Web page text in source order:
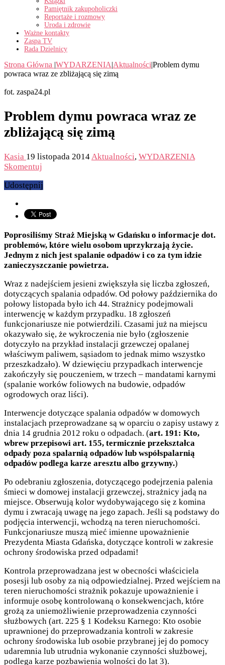
Pamiętnik zakupoholiczki
Reportaże i rozmowy
Uroda i zdrowie
Ważne kontakty
Zaspa TV
Rada Dzielnicy
Strona Główna |WYDARZENIA|Aktualności|Problem dymu
powraca wraz ze zbliżającą się zimą
fot. zaspa24.pl
Problem dymu powraca wraz ze
zbliżającą się zimą
Kasia 19 listopada 2014Aktualności, WYDARZENIA
Skomentuj
Udostępnij
Poprosiliśmy Straż Miejską w Gdańsku o informacje dot.
problemów, które wielu osobom uprzykrzają życie.
Jednym z nich jest spalanie odpadów i co za tym idzie
zanieczyszczanie powietrza.
Wraz z nadejściem jesieni zwiększyła się liczba zgłoszeń,
dotyczących spalania odpadów. Od połowy października do
połowy listopada było ich 44. Strażnicy podejmowali
interwencję w każdym przypadku. 18 zgłoszeń
funkcjonariusze nie potwierdzili. Czasami już na miejscu
okazywało się, że wykroczenia nie było (zgłoszenie
dotyczyło na przykład instalacji grzewczej opalanej
właściwym paliwem, sąsiadom to jednak mimo wszystko
przeszkadzało). W dziewięciu przypadkach interwencje
zakończyły się pouczeniem, w trzech – mandatami karnymi
(spalanie worków foliowych na budowie, odpadów
ogrodowych oraz liści).
Interwencje dotyczące spalania odpadów w domowych
instalacjach przeprowadzane są w oparciu o zapisy ustawy z
dnia 14 grudnia 2012 roku o odpadach. (art. 191: Kto,
wbrew przepisowi art. 155, termicznie przekształca
odpady poza spalarnią odpadów lub współspalarnią
odpadów podlega karze aresztu albo grzywny.)
Po odebraniu zgłoszenia, dotyczącego podejrzenia palenia
śmieci w domowej instalacji grzewczej, strażnicy jadą na
miejsce. Obserwują kolor wydobywającego się z komina
dymu i zwracają uwagę na jego zapach. Jeśli są podstawy do
podjęcia interwencji, wchodzą na teren nieruchomości.
Funkcjonariusze muszą mieć imienne upoważnienie
Prezydenta Miasta Gdańska, dotyczące kontroli w zakresie
ochrony środowiska przed odpadami!
Kontrola przeprowadzana jest w obecności właściciela
posesji lub osoby za nią odpowiedzialnej. Przed wejściem na
teren nieruchomości strażnik pokazuje upoważnienie i
informuje osobę kontrolowaną o konsekwencjach, które
grożą za uniemożliwienie przeprowadzenia czynności
służbowych (art. 225 § 1 Kodeksu Karnego: Kto osobie
uprawnionej do przeprowadzania kontroli w zakresie
ochrony środowiska lub osobie przybranej jej do pomocy
udaremnia lub utrudnia wykonanie czynności służbowej,
podlega karze pozbawienia wolności do lat 3).